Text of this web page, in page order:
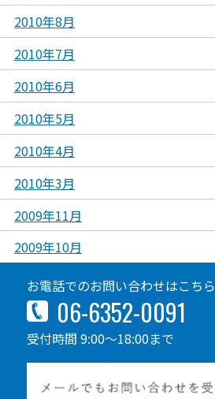
2010年8月
2010年7月
2010年6月
2010年5月
2010年4月
2010年3月
2009年11月
2009年10月
お電話でのお問い合わせはこちら
06-6352-0091
受付時間 9:00～18:00まで